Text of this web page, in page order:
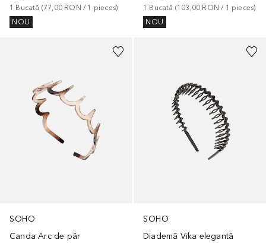
1 Bucată (77,00 RON / 1 pieces)
NOU
1 Bucată (103,00 RON / 1 pieces)
NOU
SOHO
Canda Arc de păr
SOHO
Diademă Vika elegantă
+